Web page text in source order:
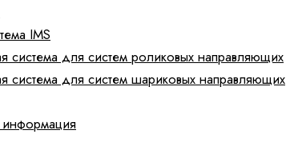
IMS
система для систем роликовых направляющих
система для систем шариковых направляющих